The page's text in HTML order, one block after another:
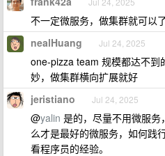
不一定微服务，做集群就可以
nealHuang Jul 24, 2025
one-pizza team 规模都达不到
妙，做集群横向扩展就好
jeristiano Jul 24, 2025
@yalin 是的，尽量不用微服
么才是最好的微服务，如何践
看程序员的经验。